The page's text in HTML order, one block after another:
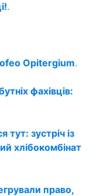
.
Opitergium.
фахівців:
тут: зустріч із
хлібокомбінат
право,